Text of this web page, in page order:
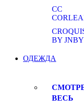
CC
BY JNBY
ОДЕЖДА
ВЕСЬ